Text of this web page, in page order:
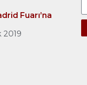
Fuarı’na
2019